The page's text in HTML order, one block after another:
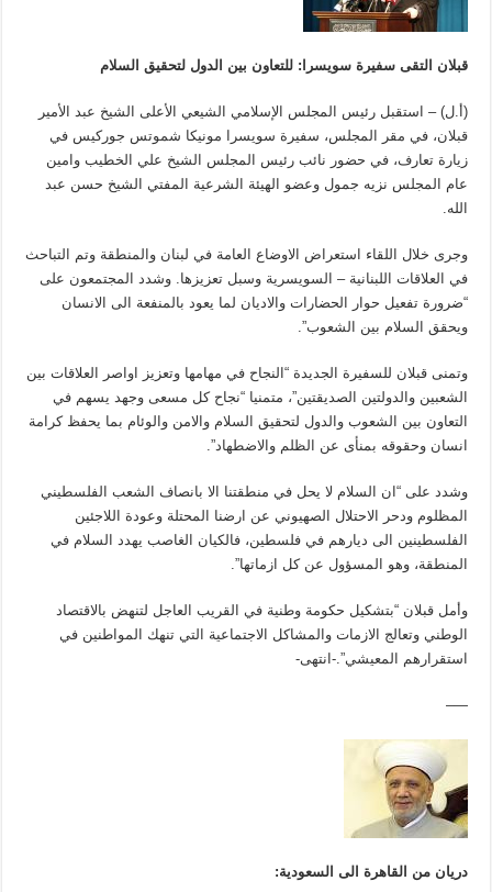
قبلان التقى سفيرة سويسرا: للتعاون بين الدول لتحقيق السلام
(أ.ل) – استقبل رئيس المجلس الإسلامي الشيعي الأعلى الشيخ عبد الأمير
قبلان، في مقر المجلس، سفيرة سويسرا مونيكا شموتس جوركيس في
زيارة تعارف، في حضور نائب رئيس المجلس الشيخ علي الخطيب وامين
عام المجلس نزيه جمول وعضو الهيئة الشرعية المفتي الشيخ حسن عبد
الله.
وجرى خلال اللقاء استعراض الاوضاع العامة في لبنان والمنطقة وتم التباحث
في العلاقات اللبنانية – السويسرية وسبل تعزيزها. وشدد المجتمعون على
“ضرورة تفعيل حوار الحضارات والاديان لما يعود بالمنفعة الى الانسان
ويحقق السلام بين الشعوب”.
وتمنى قبلان للسفيرة الجديدة “النجاح في مهامها وتعزيز اواصر العلاقات بين
الشعبين والدولتين الصديقتين”، متمنيا “نجاح كل مسعى وجهد يسهم في
التعاون بين الشعوب والدول لتحقيق السلام والامن والوئام بما يحفظ كرامة
انسان وحقوقه بمنأى عن الظلم والاضطهاد”.
وشدد على “ان السلام لا يحل في منطقتنا الا بانصاف الشعب الفلسطيني
المظلوم ودحر الاحتلال الصهيوني عن ارضنا المحتلة وعودة اللاجئين
الفلسطينين الى ديارهم في فلسطين، فالكيان الغاصب يهدد السلام في
المنطقة، وهو المسؤول عن كل ازماتها”.
وأمل قبلان “بتشكيل حكومة وطنية في القريب العاجل لتنهض بالاقتصاد
الوطني وتعالج الازمات والمشاكل الاجتماعية التي تنهك المواطنين في
استقرارهم المعيشي”.-انتهى-
—–
دريان من القاهرة الى السعودية: